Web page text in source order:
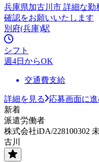
兵庫県加古川市 詳細な
確認をお願いいたします
別府(兵庫)駅
シフト
週4日からOK
交通費支給
詳細を見る
応募画面に
新着
派遣労働者
株式会社iDA/228100302
古川